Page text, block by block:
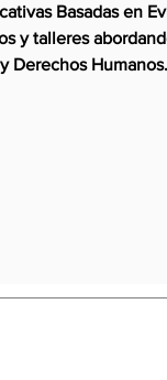
Basadas en
y talleres
Derechos Humanos.